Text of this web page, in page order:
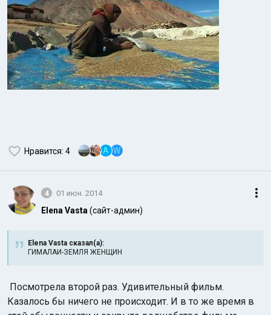
Нравится: 4 A W
4 01 июн. 2014
Elena Vasta (сайт-админ)
Elena Vasta сказал(а):
ГИМАЛАИ-ЗЕМЛЯ ЖЕНЩИН
Посмотрела второй раз. Удивительный фильм.
Казалось бы ничего не происходит. И в то же время в